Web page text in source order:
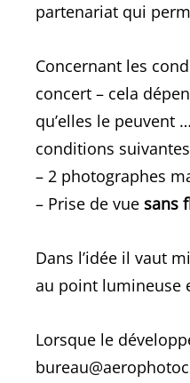
partenariat qui
Concernant les
concert – cela
qu’elles le peuvent
conditions
– 2 photographes
– Prise de vue sans
Dans l’idée il vaut
au point lumineuse
Lorsque le